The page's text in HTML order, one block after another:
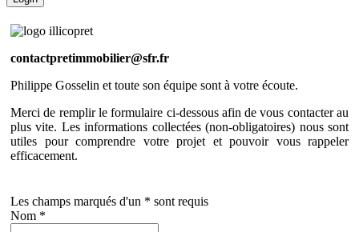
contactpretimmobilier@sfr.fr
Philippe Gosselin et toute son équipe sont à votre écoute.
Merci de remplir le formulaire ci-dessous afin de vous contacter au
plus vite. Les informations collectées (non-obligatoires) nous sont
utiles pour comprendre votre projet et pouvoir vous rappeler
efficacement.
Les champs marqués d'un * sont requis
Nom *